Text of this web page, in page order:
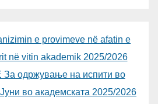
e provimeve në afatin e
në vitin akademik 2025/2026
одржување на испити во
во академската 2025/2026